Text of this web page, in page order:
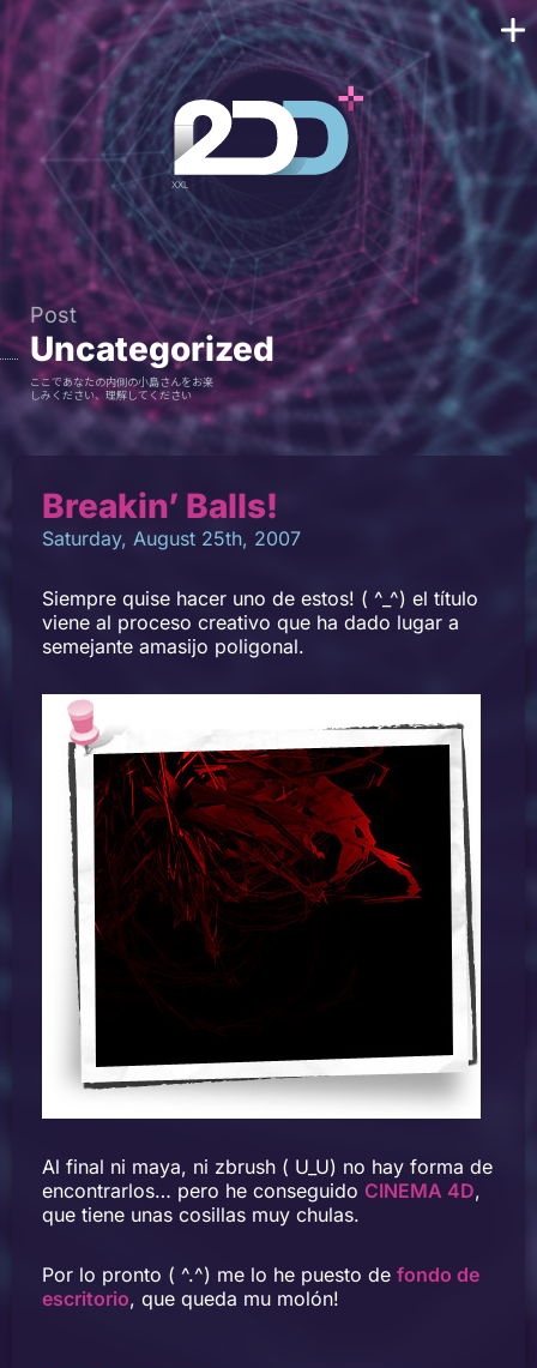
Post
Uncategorized
ここであなたの内側の小島さんをお楽
しみください、理解してください
Breakin’ Balls!
Saturday, August 25th, 2007
Siempre quise hacer uno de estos! ( ^_^) el título
viene al proceso creativo que ha dado lugar a
semejante amasijo poligonal.
Al final ni maya, ni zbrush ( U_U) no hay forma de
encontrarlos… pero he conseguido CINEMA 4D,
que tiene unas cosillas muy chulas.
Por lo pronto ( ^.^) me lo he puesto de fondo de
escritorio, que queda mu molón!